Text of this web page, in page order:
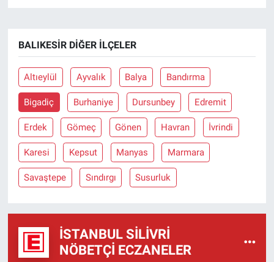
BALIKESIR DIĞER İLÇELER
Altıeylül Ayvalık Balya Bandırma
Bigadiç Burhaniye Dursunbey Edremit
Erdek Gömeç Gönen Havran İvrindi
Karesi Kepsut Manyas Marmara
Savaştepe Sındırgı Susurluk
İSTANBUL SILIVRI
NÖBETÇI ECZANELER